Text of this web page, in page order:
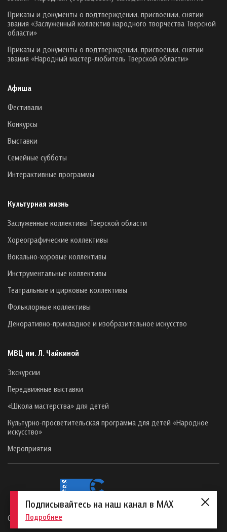
Приказы и документы о подтверждении, присвоении, снятии
звания «Заслуженный коллектив народного творчества Тверской
области»
Приказы и документы о подтверждении, присвоении, снятии
звания «Народный мастер-любитель Тверской области»
Афиша
Фестивали
Конкурсы
Выставки
Семейные субботы
Интерактивные программы
Культурная жизнь
Заслуженные коллективы Тверской области
Хореографические коллективы
Вокально-хоровые коллективы
Инструментальные коллективы
Театральные и цирковые коллективы
Фольклорные коллективы
Декоративно-прикладное и изобразительное искусство
МВЦ им. Л. Чайкиной
Экскурсии
Передвижные выставки
«Школа мастерства» для детей
Культурно-просветительская программа для детей «Народное
искусство»
Мероприятия
Сайт создан
Подписывайтесь на наш канал в MAX
Подробнее